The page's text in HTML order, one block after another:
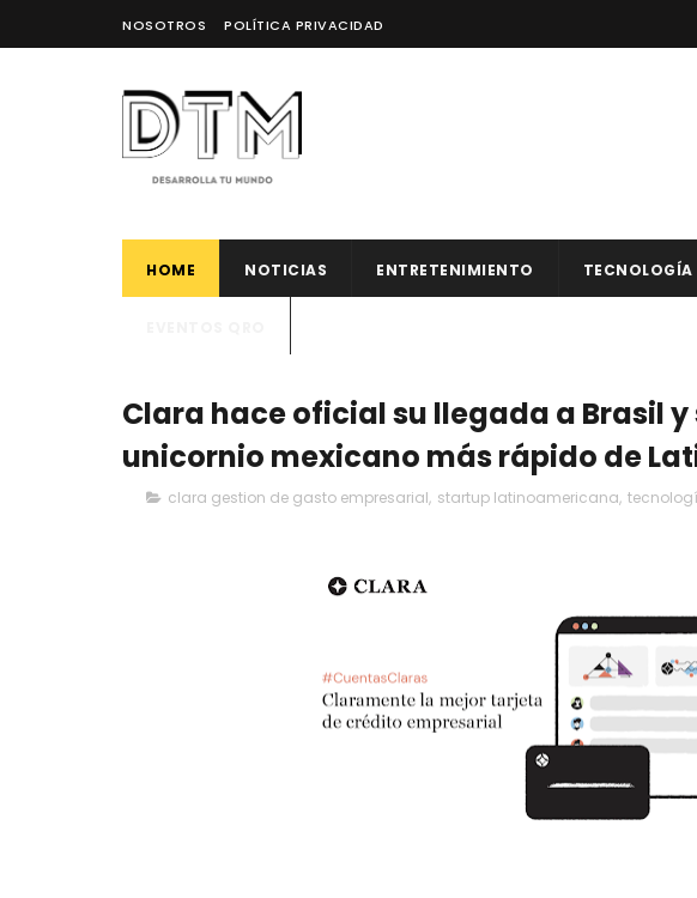
NOSOTROS POLÍTICA PRIVACIDAD
HOME NOTICIAS ENTRETENIMIENTO TECNOLOGÍA
Clara hace oficial su llegada a Brasil y
unicornio mexicano más rápido de
clara gestion de gasto empresarial, startup latinoamericana,